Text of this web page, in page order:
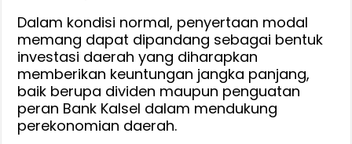
Dalam kondisi normal, penyertaan modal
memang dapat dipandang sebagai bentuk
investasi daerah yang diharapkan
memberikan keuntungan jangka panjang,
baik berupa dividen maupun penguatan
peran Bank Kalsel dalam mendukung
perekonomian daerah.